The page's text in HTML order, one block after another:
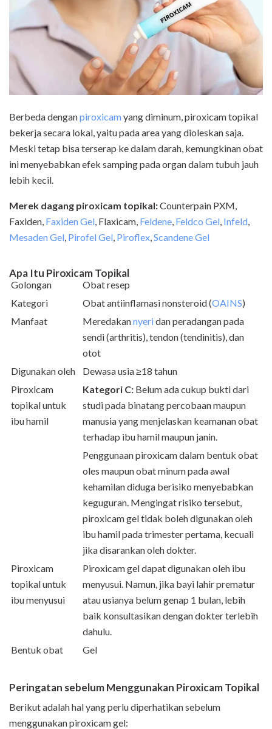
Berbeda denganpiroxicamyang diminum, piroxicam topikal
bekerja secara lokal, yaitu pada area yang dioleskan saja.
Meski tetap bisa terserap ke dalam darah, kemungkinan obat
ini menyebabkan efek samping pada organ dalam tubuh jauh
lebih kecil.
Merek dagang piroxicam topikal:Counterpain PXM,
Faxiden, Faxiden Gel , Flaxicam, Feldene Feldco Gel Infeld
Mesaden Gel Pirofel Gel Piroflex Scandene Gel
Apa Itu Piroxicam Topikal
Golongan
Obat resep
Kategori
Obat antiinflamasi nonsteroid (OAINS)
Manfaat
Meredakannyeridan peradangan pada
sendi (arthritis), tendon (tendinitis), dan
otot
Digunakan oleh
Dewasa usia ≥18 tahun
Piroxicam
topikal untuk
ibu hamil
Kategori C: Belum ada cukup bukti dari
studi pada binatang percobaan maupun
manusia yang menjelaskan keamanan obat
terhadap ibu hamil maupun janin.
Penggunaan piroxicam dalam bentuk obat
oles maupun obat minum pada awal
kehamilan diduga berisiko menyebabkan
keguguran. Mengingat risiko tersebut,
piroxicam gel tidak boleh digunakan oleh
ibu hamil pada trimester pertama, kecuali
jika disarankan oleh dokter.
Piroxicam
topikal untuk
ibu menyusui
Piroxicam gel dapat digunakan oleh ibu
menyusui. Namun, jika bayi lahir prematur
atau usianya belum genap 1 bulan, lebih
baik konsultasikan dengan dokter terlebih
dahulu.
Bentuk obat
Gel
Peringatan sebelum Menggunakan Piroxicam Topikal
Berikut adalah hal yang perlu diperhatikan sebelum
menggunakan piroxicam gel: